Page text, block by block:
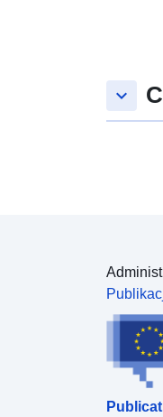
keyboard_arrow_down